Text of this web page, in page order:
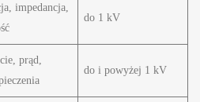
impedancja,
do 1 kV
prąd,
do i powyżej 1 kV